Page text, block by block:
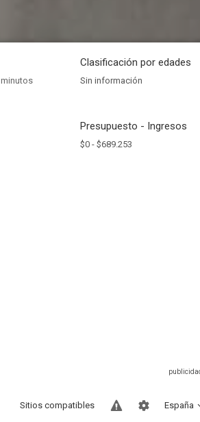
minutos
Clasificación por edades
Sin información
Presupuesto - Ingresos
$0 - $689.253
España
Sitios compatibles